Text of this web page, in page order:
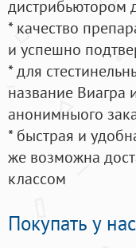
дистрибьютором
* качество
и успешно
* для
название Виагра
анонимныого
* быстрая и
же возможна
классом
Покупать у